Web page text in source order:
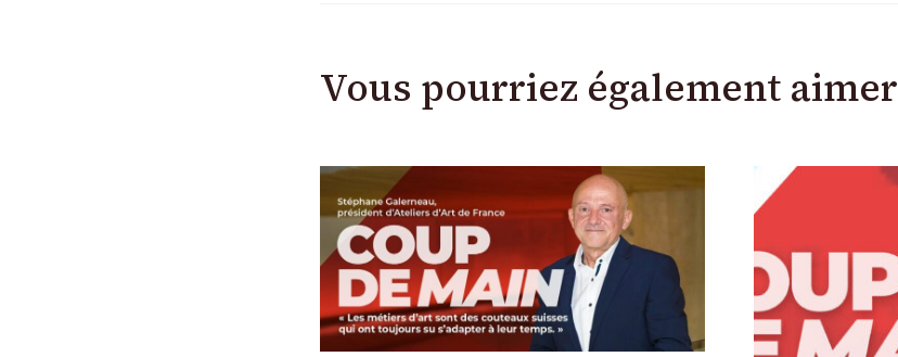
Vous pourriez également aimer